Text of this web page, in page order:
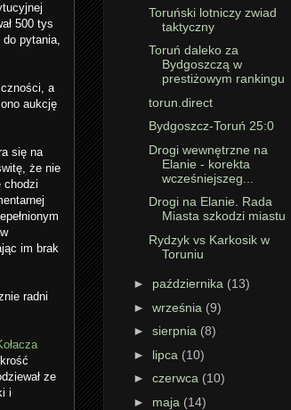
500 tys
pytania,
a
aukcję
się na
że nie
chodzi
im brak
radni
ze
i
Toruński lotniczy zwiad
taktyczny
Toruń daleko za
Bydgoszczą w
prestiżowym rankingu
torun.direct
Bydgoszcz-Toruń 25:0
Drogi wewnętrzne na
Elanie - korekta
wcześniejszeg...
Drogi na Elanie. Rada
Miasta szkodzi miastu
Rydzyk vs Karkosik w
Toruniu
► października (13)
► września (9)
► sierpnia (8)
► lipca (10)
► czerwca (10)
► maja (14)